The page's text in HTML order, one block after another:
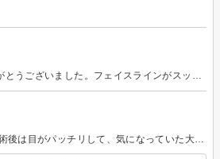
久しぶりの施術でした。 施術後は目がパッチリして、気になっていた大人ニキビも解消されました。 本当に癒されました。